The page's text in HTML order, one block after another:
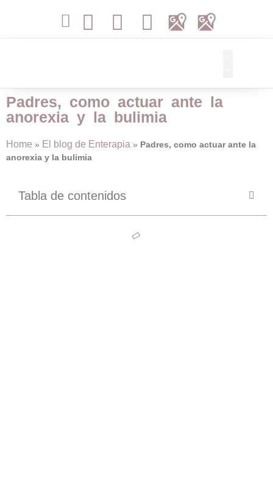
Padres, como actuar ante la
anorexia y la bulimia
Home » El blog de Enterapia » Padres, como actuar ante la
anorexia y la bulimia
Tabla de contenidos